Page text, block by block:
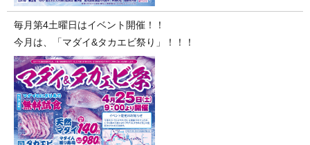
毎月第4土曜日はイベント開催！！
今月は、「マダイ&タカエビ祭り」！！！